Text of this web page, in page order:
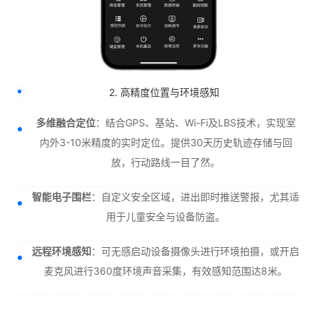
2. 高精度位置与环境感知
多维融合定位：结合GPS、基站、Wi-Fi及LBS技术，实现室
内外3-10米精度的实时定位。提供30天历史轨迹存储与回
放，行动路线一目了然。
智能电子围栏：自定义安全区域，进出即时推送警报，尤其适
用于儿童安全与设备防盗。
远程环境感知：可无感启动设备摄像头进行环境拍摄，或开启
麦克风进行360度环境声音采集，有效感知范围达8米。